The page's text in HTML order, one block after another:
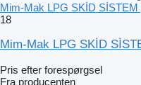
Mim-Mak LPG SKİD SİSTEM
18
Mim-Mak LPG SKİD
Pris efter forespørgsel
Fra producenten